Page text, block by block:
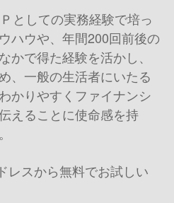
としての実務経験で培っ
ハウや、年間200回前後の
かで得た経験を活かし、
、一般の生活者にいたる
かりやすくファイナンシ
えることに使命感を持
レスから無料でお試しい